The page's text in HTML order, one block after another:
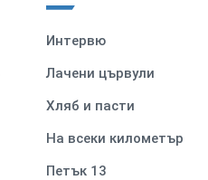
Интервю
Лачени цървули
Хляб и пасти
На всеки километър
Петък 13